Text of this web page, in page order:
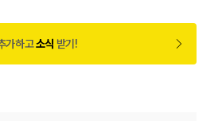
가하고소식 받기!